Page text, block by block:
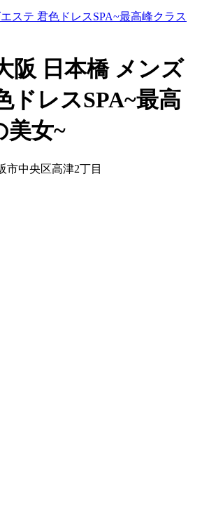
阪 日本橋 メンズ
ドレスSPA~最高
美女~
市中央区高津2丁目